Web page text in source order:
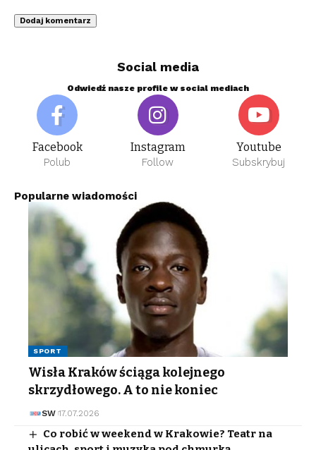
Social media
Odwiedź nasze profile w social mediach
Facebook
Polub
Instagram
Follow
Youtube
Subskrybuj
Popularne wiadomości
SPORT
Wisła Kraków ściąga kolejnego
skrzydłowego. A to nie koniec
SW 17.07.2026
Co robić w weekend w Krakowie? Teatr na